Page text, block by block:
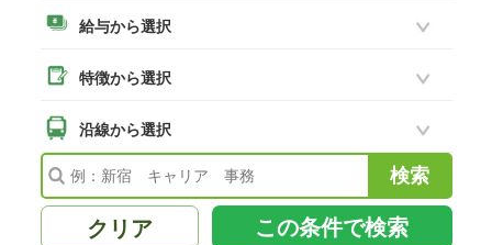
須賀川市(14)
二本松市(8)
南相馬市(2)
会津若松市
福島県その他(41)
給与から選択
特徴から選択
沿線から選択
クリア この条件で検索